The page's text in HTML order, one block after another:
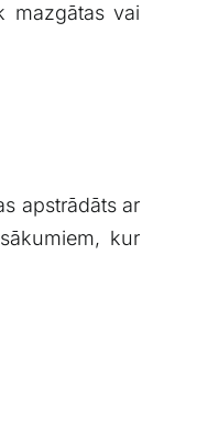
mazgātas vai
apstrādāts ar
kur